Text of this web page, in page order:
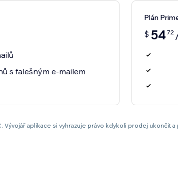
s falešným e-mailem
Plán
$ 54 72
Vývojář aplikace si vyhrazuje právo kdykoli prodej ukončit